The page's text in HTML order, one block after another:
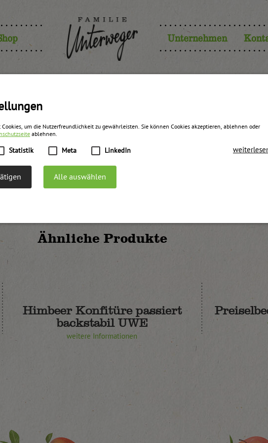
Cookies, um die Nutzerfreundlichkeit zu gewährleisten. Sie können Cookies akzeptieren, ablehnen oder
ablehnen.
Statistik Meta LinkedIn
Alle auswählen
Unternehmen
& Frisch Wedl
Ähnliche Produkte
Himbeer Konfitüre passiert
backstabil UWE
weitere Informationen